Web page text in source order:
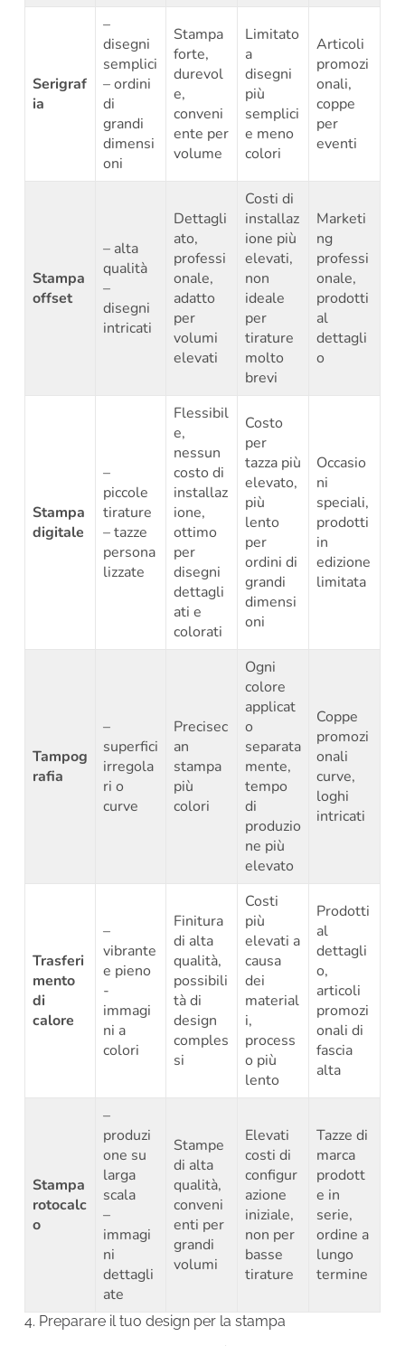
Serigraf
ia
–
disegni
semplici
– ordini
di
grandi
dimensi
oni
Stampa
forte,
durevol
e,
conveni
ente per
volume
Limitato
a
disegni
più
semplici
e meno
colori
Articoli
promozi
onali,
coppe
per
eventi
Stampa
offset
– alta
qualità
–
disegni
intricati
Dettagli
ato,
professi
onale,
adatto
per
volumi
elevati
Costi di
installaz
ione più
elevati,
non
ideale
per
tirature
molto
brevi
Marketi
ng
professi
onale,
prodotti
al
dettagli
o
Stampa
digitale
–
piccole
tirature
– tazze
persona
lizzate
Flessibil
e,
nessun
costo di
installaz
ione,
ottimo
per
disegni
dettagli
ati e
colorati
Costo
per
tazza più
elevato,
più
lento
per
ordini di
grandi
dimensi
oni
Occasio
ni
speciali,
prodotti
in
edizione
limitata
Tampog
rafia
–
superfici
irregola
ri o
curve
Precisec
an
stampa
più
colori
Ogni
colore
applicat
o
separata
mente,
tempo
di
produzio
ne più
elevato
Coppe
promozi
onali
curve,
loghi
intricati
Trasferi
mento
di
calore
–
vibrante
e pieno
-
immagi
ni a
colori
Finitura
di alta
qualità,
possibili
tà di
design
comples
si
Costi
più
elevati a
causa
dei
material
i,
process
o più
lento
Prodotti
al
dettagli
o,
articoli
promozi
onali di
fascia
alta
Stampa
rotocalc
o
–
produzi
one su
larga
scala
–
immagi
ni
dettagli
ate
Stampe
di alta
qualità,
conveni
enti per
grandi
volumi
Elevati
costi di
configur
azione
iniziale,
non per
basse
tirature
Tazze di
marca
prodott
e in
serie,
ordine a
lungo
termine
4. Preparare il tuo design per la stampa